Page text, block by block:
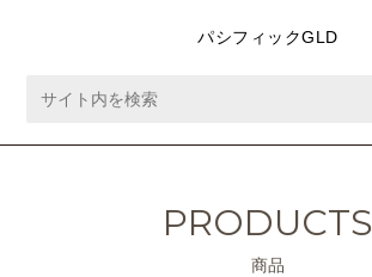
パシフィックGLD
PRODUCTS
商品